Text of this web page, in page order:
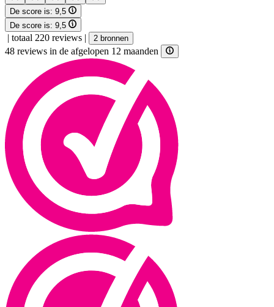
De score is: 9,5
De score is: 9,5
| totaal 220 reviews | 2 bronnen
48 reviews in de afgelopen 12 maanden